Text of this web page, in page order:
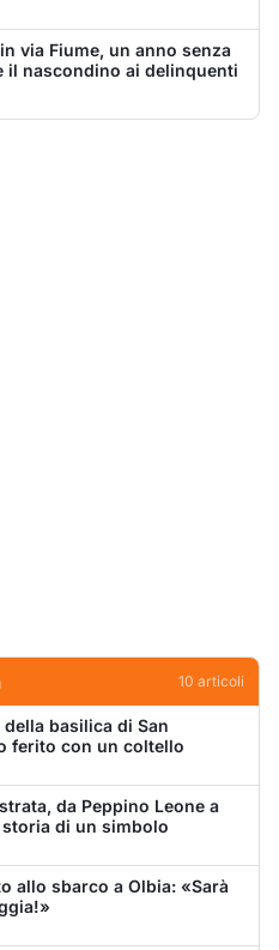
da via Fiume rispondono
ritirare, non serva a
gli attracchi D-Marin
via Fiume, un anno senza
il nascondino ai delinquenti
fuori strada: una donna in